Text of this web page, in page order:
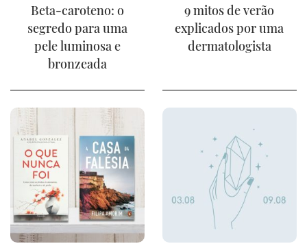
Beta-caroteno: o
segredo para uma
pele luminosa e
bronzeada
9 mitos de verão
explicados por uma
dermatologista